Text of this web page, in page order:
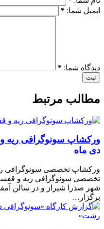
ایمیل شما: *
دیدگاه شما: *
ثبت
مطالب مرتبط
دی ماه
ورکشاپ تخصصی سونوگرافی
شهر صدرا شیراز و در سالن
برگزار…